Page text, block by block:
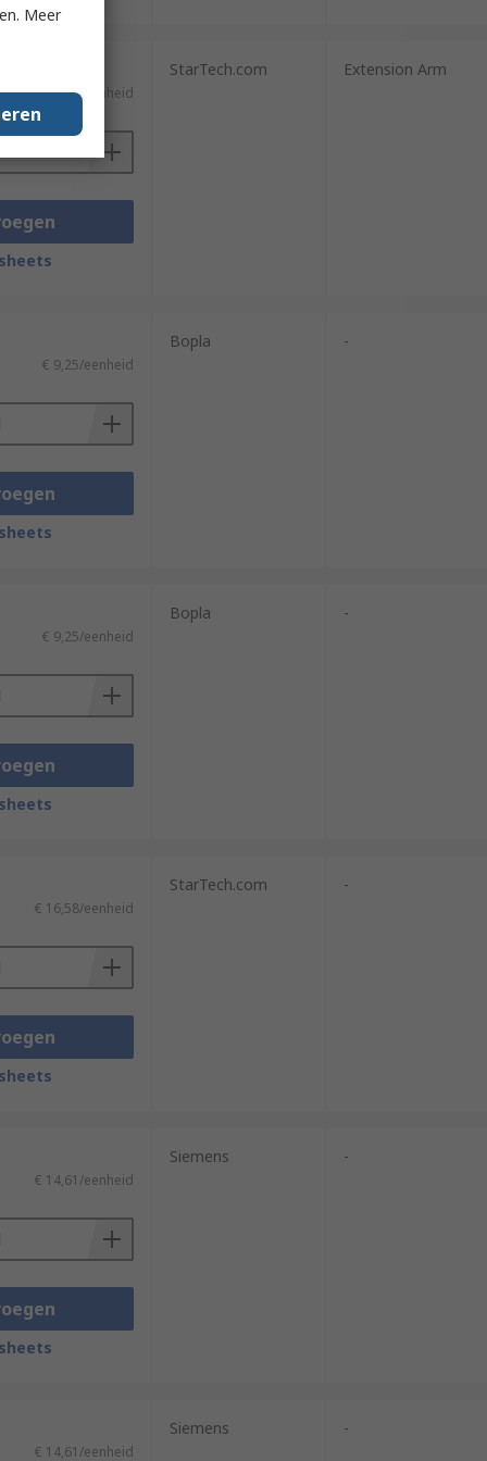
€ 669,13/eenheid
StarTech.com Extension Arm
€ 9,25/eenheid
Bopla -
€ 9,25/eenheid
Bopla -
€ 16,58/eenheid
StarTech.com -
€ 14,61/eenheid
Siemens -
€ 14,61/eenheid
Siemens -
Meer